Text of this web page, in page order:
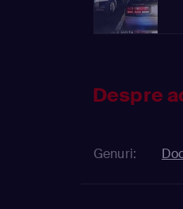
Despre
Genuri: